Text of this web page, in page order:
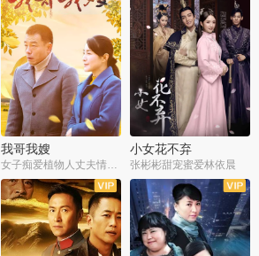
我哥我嫂
女子痴爱植物人丈夫情定一生
小女花不弃
张彬彬甜宠蜜爱林依晨
全35集 全32集